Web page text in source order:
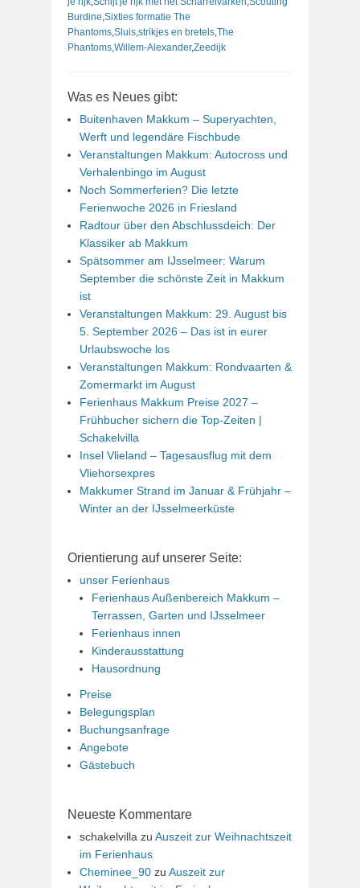
Burdine Sixties formatie The
Phantoms Sluis strikjes en bretels The
Phantoms Willem-Alexander,Zeedijk
Was es Neues gibt:
Buitenhaven Makkum – Superyachten,
Werft und legendäre Fischbude
Veranstaltungen Makkum: Autocross und
Verhalenbingo im August
Noch Sommerferien? Die letzte
Ferienwoche 2026 in Friesland
Radtour über den Abschlussdeich: Der
Klassiker ab Makkum
Spätsommer am IJsselmeer: Warum
September die schönste Zeit in Makkum
ist
Veranstaltungen Makkum: 29. August bis
5. September 2026 – Das ist in eurer
Urlaubswoche los
Veranstaltungen Makkum: Rondvaarten &
Zomermarkt im August
Ferienhaus Makkum Preise 2027 –
Frühbucher sichern die Top-Zeiten |
Schakelvilla
Insel Vlieland – Tagesausflug mit dem
Vliehorsexpres
Makkumer Strand im Januar & Frühjahr –
Winter an der IJsselmeerküste
Orientierung auf unserer Seite:
unser Ferienhaus
Ferienhaus Außenbereich Makkum –
Terrassen, Garten und IJsselmeer
Ferienhaus innen
Kinderausstattung
Hausordnung
Preise
Belegungsplan
Buchungsanfrage
Angebote
Gästebuch
Neueste Kommentare
schakelvilla zu Auszeit zur Weihnachtszeit
im Ferienhaus
Cheminee_90 zu Auszeit zur